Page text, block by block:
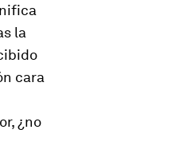
la
cara
¿no